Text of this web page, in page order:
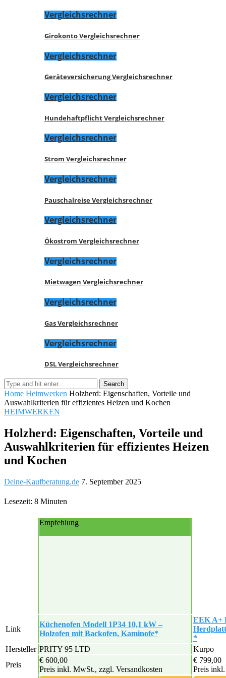
Vergleichsrechner
Girokonto Vergleichsrechner
Vergleichsrechner
Geräteversicherung Vergleichsrechner
Vergleichsrechner
Hundehaftpflicht Vergleichsrechner
Vergleichsrechner
Strom Vergleichsrechner
Vergleichsrechner
Pauschalreise Vergleichsrechner
Vergleichsrechner
Ökostrom Vergleichsrechner
Vergleichsrechner
Mietwagen Vergleichsrechner
Vergleichsrechner
Gas Vergleichsrechner
Vergleichsrechner
DSL Vergleichsrechner
Home Heimwerken Holzherd: Eigenschaften, Vorteile und
Auswahlkriterien für effizientes Heizen und Kochen
HEIMWERKEN
Holzherd: Eigenschaften, Vorteile und
Auswahlkriterien für effizientes Heizen
und Kochen
Deine-Kaufberatung.de 7. September 2025
Lesezeit: 8 Minuten
Empfehlung
Link
Küchenofen Modell 1P34 10,1 kW –
Holzofen mit Backofen, Kaminofe*
EEK A+
*
Hersteller PRITY 95 LTD
Kurpo
Preis
€ 600,00
Preis inkl. MwSt., zzgl. Versandkosten
€ 799,00
Preis